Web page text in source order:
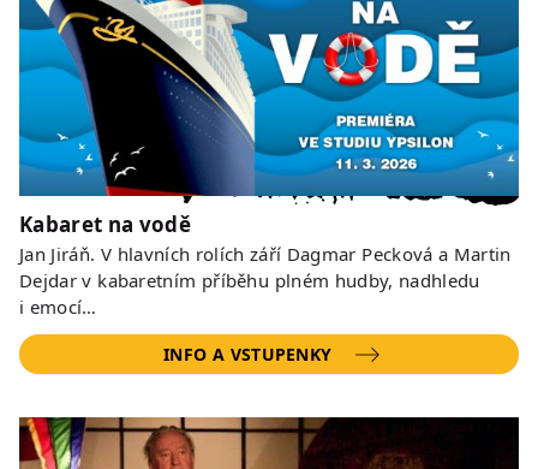
Kabaret na vodě
Jan Jiráň. V hlavních rolích září Dagmar Pecková a Martin
Dejdar v kabaretním příběhu plném hudby, nadhledu
i emocí…
INFO A VSTUPENKY